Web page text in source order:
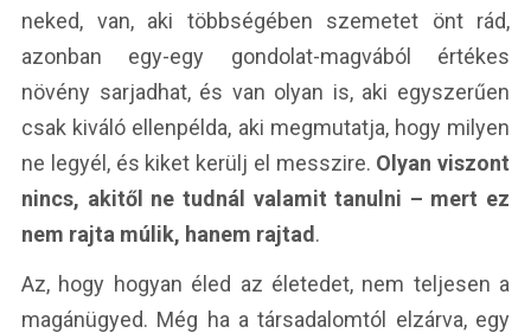
neked, van, aki többségében szemetet önt rád,
azonban egy-egy gondolat-magvából értékes
növény sarjadhat, és van olyan is, aki egyszerűen
csak kiváló ellenpélda, aki megmutatja, hogy milyen
ne legyél, és kiket kerülj el messzire. Olyan viszont
nincs, akitől ne tudnál valamit tanulni – mert ez
nem rajta múlik, hanem rajtad.
Az, hogy hogyan éled az életedet, nem teljesen a
magánügyed. Még ha a társadalomtól elzárva, egy